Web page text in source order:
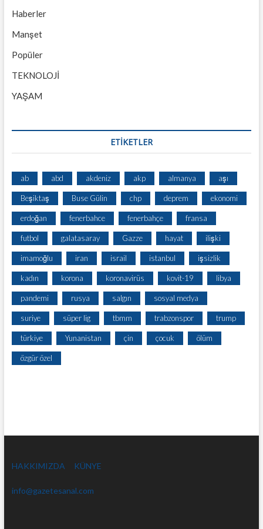
Haberler
Manşet
Popüler
TEKNOLOJİ
YAŞAM
ETİKETLER
ab abd akdeniz akp almanya aşı
Beşiktaş Buse Gülin chp deprem ekonomi
erdoğan fenerbahce fenerbahçe fransa
futbol galatasaray Gazze hayat ilişki
imamoğlu iran israil istanbul işsizlik
kadın korona koronavirüs kovit-19 libya
pandemi rusya salgın sosyal medya
suriye süper lig tbmm trabzonspor trump
türkiye Yunanistan çin çocuk ölüm
özgür özel
HAKKIMIZDA KÜNYE
info@gazetesanal.com